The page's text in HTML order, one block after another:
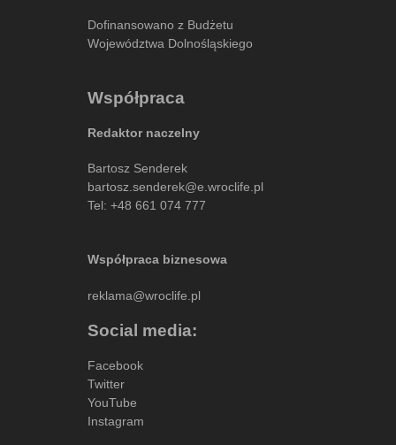
Dofinansowano z Budżetu
Województwa Dolnośląskiego
Współpraca
Redaktor naczelny
Bartosz Senderek
bartosz.senderek@e.wroclife.pl
Tel: +48 661 074 777
Współpraca biznesowa
reklama@wroclife.pl
Social media:
Facebook
Twitter
YouTube
Instagram